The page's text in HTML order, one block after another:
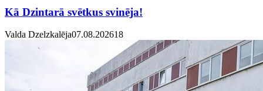
Kā Dzintarā svētkus svinēja!
Valda Dzelzkalēja07.08.202618